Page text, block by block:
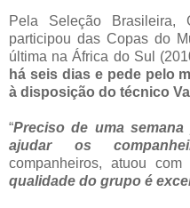
Pela Seleção
participou das Copas do
última na África do Sul
há seis dias e pede pelo
à disposição do técnico
“Preciso de uma
ajudar os
companheiros, atuou
qualidade do grupo é